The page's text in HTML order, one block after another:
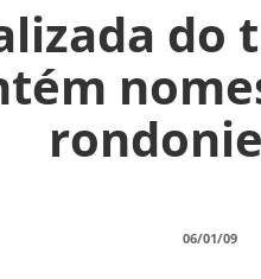
do
06/01/09